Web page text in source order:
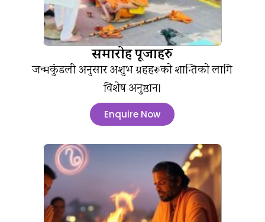
समारोह पूजाहरु
जन्मकुंडली अनुसार अशुभ ग्रहहरूको शान्तिको लागि
विशेष अनुष्ठान।
Enquire Now